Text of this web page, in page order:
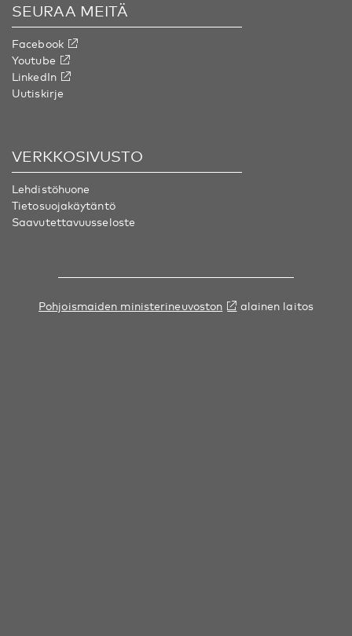
SEURAA MEITÄ
Facebook
Youtube
LinkedIn
Uutiskirje
VERKKOSIVUSTO
Lehdistöhuone
Tietosuojakäytäntö
Saavutettavuusseloste
Pohjoismaiden ministerineuvoston alainen laitos